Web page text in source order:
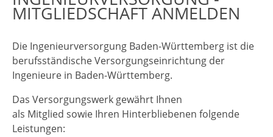
MITGLIEDSCHAFT ANMELDEN
Die Ingenieurversorgung Baden-Württemberg ist die
berufsständische Versorgungseinrichtung der
Ingenieure in Baden-Württemberg.
Das Versorgungswerk gewährt Ihnen
als Mitglied sowie Ihren Hinterbliebenen folgende
Leistungen: